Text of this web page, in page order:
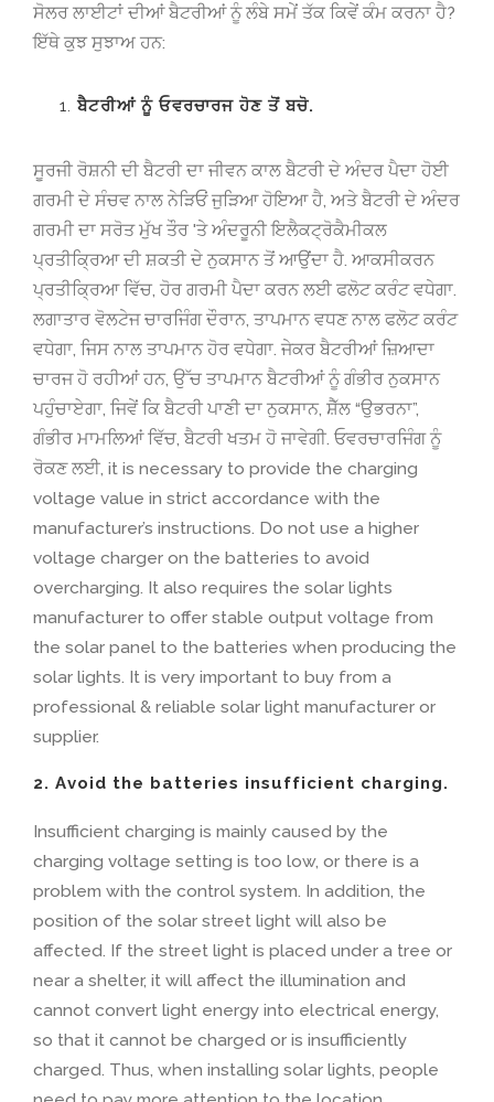
ਸੋਲਰ ਲਾਈਟਾਂ ਦੀਆਂ ਬੈਟਰੀਆਂ ਨੂੰ ਲੰਬੇ ਸਮੇਂ ਤੱਕ ਕਿਵੇਂ ਕੰਮ ਕਰਨਾ ਹੈ?
ਇੱਥੇ ਕੁਝ ਸੁਝਾਅ ਹਨ:
ਬੈਟਰੀਆਂ ਨੂੰ ਓਵਰਚਾਰਜ ਹੋਣ ਤੋਂ ਬਚੋ.
ਸੂਰਜੀ ਰੋਸ਼ਨੀ ਦੀ ਬੈਟਰੀ ਦਾ ਜੀਵਨ ਕਾਲ ਬੈਟਰੀ ਦੇ ਅੰਦਰ ਪੈਦਾ ਹੋਈ
ਗਰਮੀ ਦੇ ਸੰਚਵ ਨਾਲ ਨੇੜਿਓਂ ਜੁੜਿਆ ਹੋਇਆ ਹੈ, ਅਤੇ ਬੈਟਰੀ ਦੇ ਅੰਦਰ
ਗਰਮੀ ਦਾ ਸਰੋਤ ਮੁੱਖ ਤੌਰ 'ਤੇ ਅੰਦਰੂਨੀ ਇਲੈਕਟ੍ਰੋਕੈਮੀਕਲ
ਪ੍ਰਤੀਕ੍ਰਿਆ ਦੀ ਸ਼ਕਤੀ ਦੇ ਨੁਕਸਾਨ ਤੋਂ ਆਉਂਦਾ ਹੈ. ਆਕਸੀਕਰਨ
ਪ੍ਰਤੀਕ੍ਰਿਆ ਵਿੱਚ, ਹੋਰ ਗਰਮੀ ਪੈਦਾ ਕਰਨ ਲਈ ਫਲੋਟ ਕਰੰਟ ਵਧੇਗਾ.
ਲਗਾਤਾਰ ਵੋਲਟੇਜ ਚਾਰਜਿੰਗ ਦੌਰਾਨ, ਤਾਪਮਾਨ ਵਧਣ ਨਾਲ ਫਲੋਟ ਕਰੰਟ
ਵਧੇਗਾ, ਜਿਸ ਨਾਲ ਤਾਪਮਾਨ ਹੋਰ ਵਧੇਗਾ. ਜੇਕਰ ਬੈਟਰੀਆਂ ਜ਼ਿਆਦਾ
ਚਾਰਜ ਹੋ ਰਹੀਆਂ ਹਨ, ਉੱਚ ਤਾਪਮਾਨ ਬੈਟਰੀਆਂ ਨੂੰ ਗੰਭੀਰ ਨੁਕਸਾਨ
ਪਹੁੰਚਾਏਗਾ, ਜਿਵੇਂ ਕਿ ਬੈਟਰੀ ਪਾਣੀ ਦਾ ਨੁਕਸਾਨ, ਸ਼ੈੱਲ “ਉਭਰਨਾ”,
ਗੰਭੀਰ ਮਾਮਲਿਆਂ ਵਿੱਚ, ਬੈਟਰੀ ਖਤਮ ਹੋ ਜਾਵੇਗੀ. ਓਵਰਚਾਰਜਿੰਗ ਨੂੰ
ਰੋਕਣ ਲਈ, it is necessary to provide the charging
voltage value in strict accordance with the
manufacturer’s instructions Do not use a higher
voltage charger on the batteries to avoid
overcharging It also requires the solar lights
manufacturer to offer stable output voltage from
the solar panel to the batteries when producing the
solar lights It is very important to buy from a
professional& reliable solar light manufacturer or
supplier.
2. Avoid the batteries insufficient charging.
Insufficient charging is mainly caused by the
charging voltage setting is too low, or there is a
problem with the control system In addition the
position of the solar street light will also be
affected If the street light is placed under a tree or
near a shelter, it will affect the illumination and
cannot convert light energy into electrical energy,
so that it cannot be charged or is insufficiently
charged Thus when installing solar lights people